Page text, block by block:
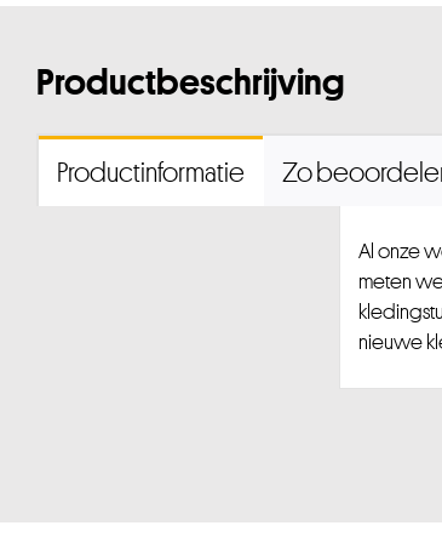
Productbeschrijving
Productinformatie Zo
Al onze
meten
nieuwe